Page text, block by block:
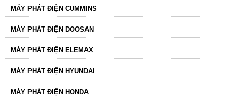
MÁY PHÁT ĐIỆN CUMMINS
MÁY PHÁT ĐIỆN DOOSAN
MÁY PHÁT ĐIỆN ELEMAX
MÁY PHÁT ĐIỆN HYUNDAI
MÁY PHÁT ĐIỆN HONDA